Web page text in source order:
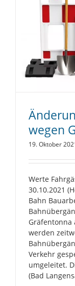
wegen
19. Oktober
Werte
30.10.2021
Bahn
Gräfentonna
werden
Verkehr
umgeleitet.
(Bad